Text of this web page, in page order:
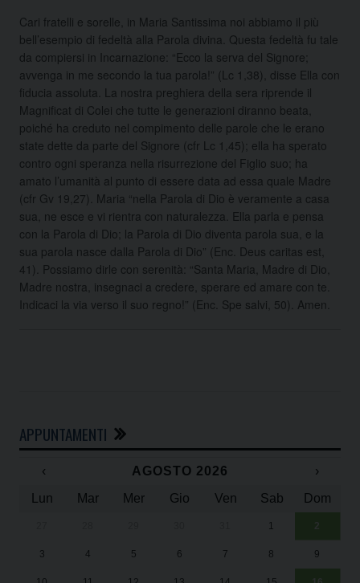
Cari fratelli e sorelle, in Maria Santissima noi abbiamo il più
bell’esempio di fedeltà alla Parola divina. Questa fedeltà fu tale
da compiersi in Incarnazione: “Ecco la serva del Signore;
avvenga in me secondo la tua parola!” (Lc 1,38), disse Ella con
fiducia assoluta. La nostra preghiera della sera riprende il
Magnificat di Colei che tutte le generazioni diranno beata,
poiché ha creduto nel compimento delle parole che le erano
state dette da parte del Signore (cfr Lc 1,45); ella ha sperato
contro ogni speranza nella risurrezione del Figlio suo; ha
amato l’umanità al punto di essere data ad essa quale Madre
(cfr Gv 19,27). Maria “nella Parola di Dio è veramente a casa
sua, ne esce e vi rientra con naturalezza. Ella parla e pensa
con la Parola di Dio; la Parola di Dio diventa parola sua, e la
sua parola nasce dalla Parola di Dio” (Enc. Deus caritas est,
41). Possiamo dirle con serenità: “Santa Maria, Madre di Dio,
Madre nostra, insegnaci a credere, sperare ed amare con te.
Indicaci la via verso il suo regno!” (Enc. Spe salvi, 50). Amen.
APPUNTAMENTI
‹ AGOSTO 2026
›
Lun
Mar Mer Gio Ven Sab Dom
1 2
3 4 5 6 7 8 9